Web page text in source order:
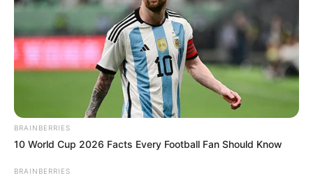
BRAINBERRIES
10 World Cup 2026 Facts Every Football Fan Should Know
BRAINBERRIES